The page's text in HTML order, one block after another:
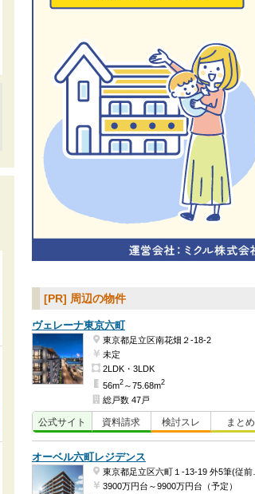
[PR] 周辺の物件
ヴェレーナ東京六町
東京都足立区南花畑２-18-2
未定
2LDK・3LDK
56m2 ～75.68m2
総戸数 47戸
公式サイト 資料請求 検討スレ まとめ
オーベル六町レジデンス
3900万円台～9900万円台（予定）